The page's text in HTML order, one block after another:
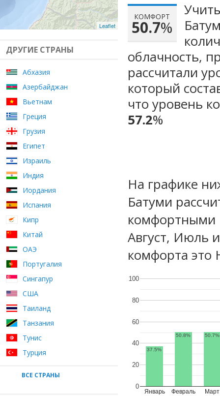
Leaflet
ДРУГИЕ СТРАНЫ
Абхазия
Азербайджан
Вьетнам
Греция
Грузия
Египет
Израиль
Индия
Иордания
Испания
Кипр
Китай
ОАЭ
Португалия
Сингапур
США
Таиланд
Танзания
Тунис
Турция
ВСЕ СТРАНЫ
КОМФОРТ
50.7%
облачность,
рассчитали
который
что уровень
57.2%
На графике
Батуми
комфортными
Август, Июль
комфорта это
Январь Февраль Март
0
20
40
60
80
100
37.5%
50.8% 50.7%